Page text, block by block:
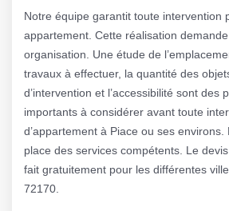
Notre équipe garantit toute intervention
appartement. Cette réalisation
organisation. Une étude de
travaux à effectuer, la quantité des
d’intervention et l’accessibilité sont des
importants à considérer avant toute
d’appartement à Piace ou ses
place des services compétents. Le
fait gratuitement pour les différentes
72170.